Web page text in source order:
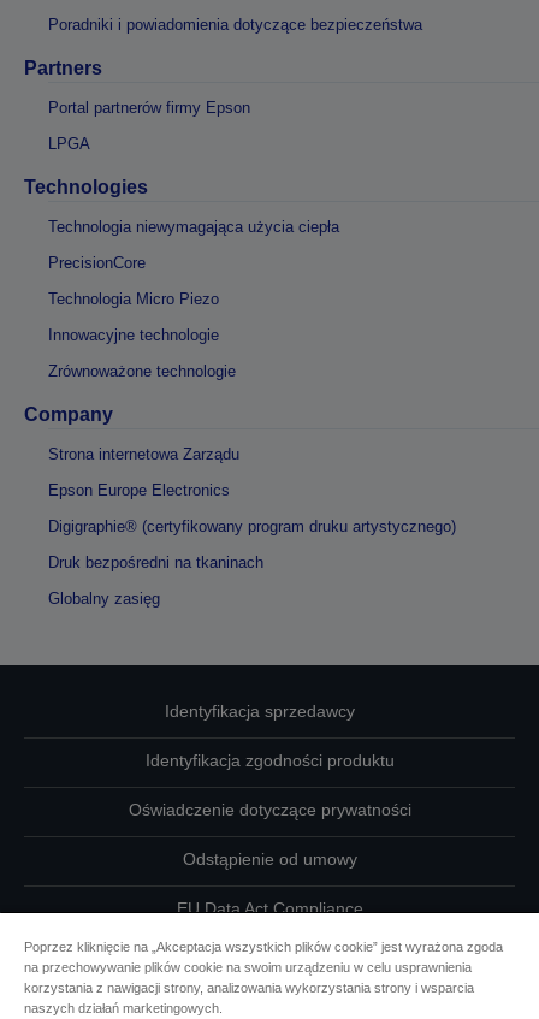
Poradniki i powiadomienia dotyczące bezpieczeństwa
Partners
Portal partnerów firmy Epson
LPGA
Technologies
Technologia niewymagająca użycia ciepła
PrecisionCore
Technologia Micro Piezo
Innowacyjne technologie
Zrównoważone technologie
Company
Strona internetowa Zarządu
Epson Europe Electronics
Digigraphie® (certyfikowany program druku artystycznego)
Druk bezpośredni na tkaninach
Globalny zasięg
Identyfikacja sprzedawcy
Identyfikacja zgodności produktu
Oświadczenie dotyczące prywatności
Odstąpienie od umowy
EU Data Act Compliance
Skontaktuj się z nami w sprawie swoich danych
Informacje o plikach cookie
Poprzez kliknięcie na „Akceptacja wszystkich plików cookie” jest wyrażona zgoda
na przechowywanie plików cookie na swoim urządzeniu w celu usprawnienia
korzystania z nawigacji strony, analizowania wykorzystania strony i wsparcia
naszych działań marketingowych.